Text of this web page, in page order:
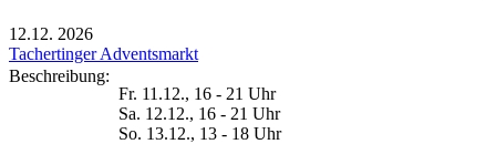
12.12. 2026
Tachertinger Adventsmarkt
Beschreibung:
Fr. 11.12., 16 - 21 Uhr
Sa. 12.12., 16 - 21 Uhr
So. 13.12., 13 - 18 Uhr